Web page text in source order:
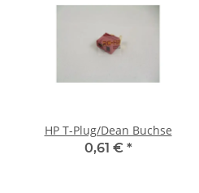
HP T-Plug/Dean Buchse
0,61 € *